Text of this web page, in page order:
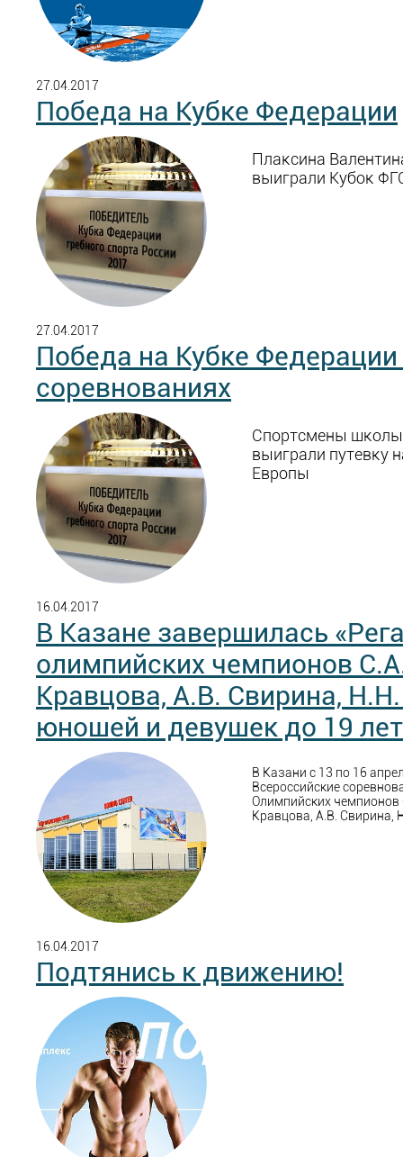
27.04.2017
Победа на Кубке Федерации
Плаксина
выиграли Кубок
27.04.2017
Победа на Кубке
соревнованиях
Спортсмены школы
выиграли путевку
Европы
16.04.2017
В Казане завершилась
олимпийских чемпионов
Кравцова, А.В. Свирина,
юношей и девушек до 19
В Казани с 13 по 16
Всероссийские
Олимпийских
Кравцова, А.В. Свирина,
16.04.2017
Подтянись к движению!